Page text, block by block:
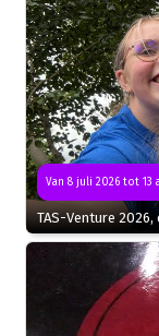
Van 8 juli 2026 tot 13
TAS-Venture